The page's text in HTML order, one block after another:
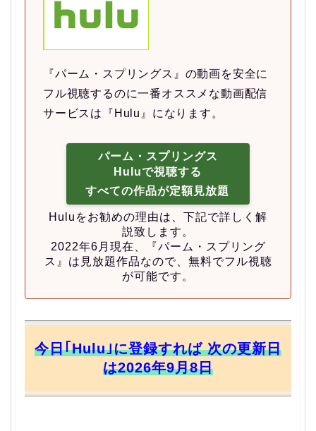
『パーム・スプリングス』の動画を安全に
フル視聴するのに一番オススメな動画配信
サービスは『Hulu』になります。
パーム・スプリングス
Huluで視聴する
すべての作品が定額見放題
Huluをお勧めの理由は、下記で詳しく解
説致します。
2022年6月現在、『パーム・スプリング
ス』は見放題作品なので、無料でフル視聴
が可能です。
今日｢Hulu｣に登録すれば 次の更新日
は2026年9月8日